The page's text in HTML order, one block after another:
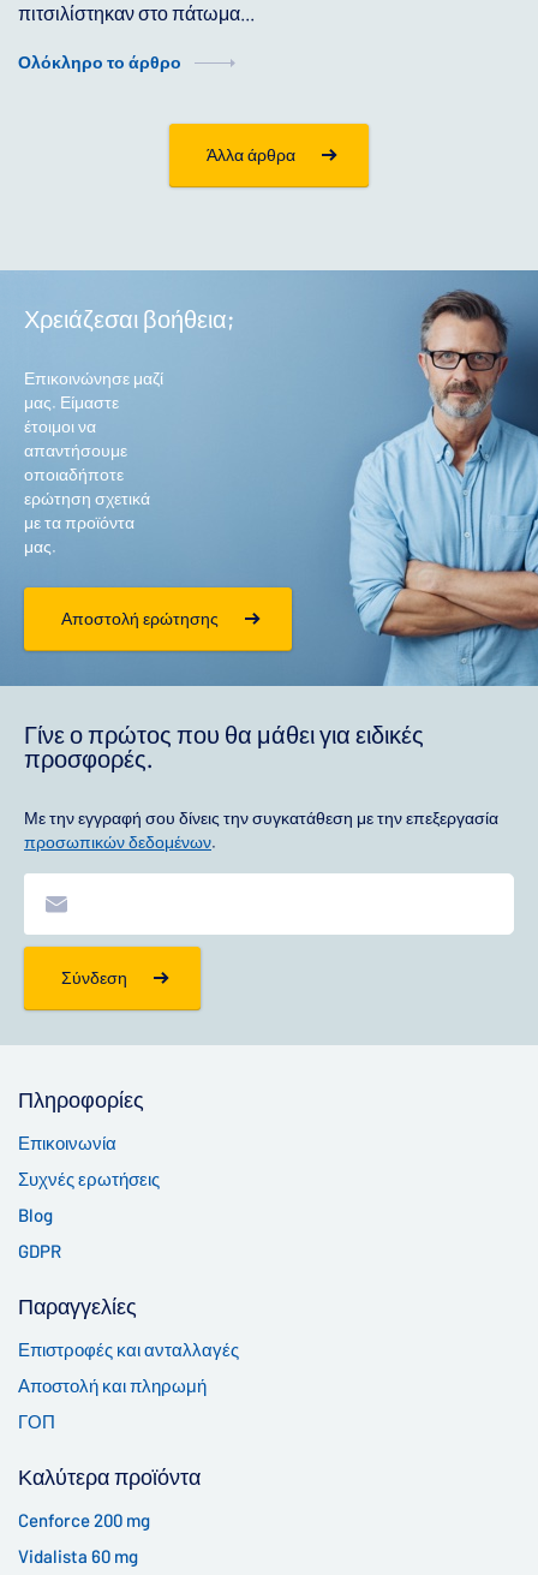
πιτσιλίστηκαν στο πάτωμα...
Ολόκληρο το άρθρο
Άλλα άρθρα
Χρειάζεσαι βοήθεια;
Επικοινώνησε μαζί
μας. Είμαστε
έτοιμοι να
απαντήσουμε
οποιαδήποτε
ερώτηση σχετικά
με τα προϊόντα
μας.
Αποστολή ερώτησης
Γίνε ο πρώτος που θα μάθει για ειδικές
προσφορές.
Με την εγγραφή σου δίνεις την συγκατάθεση με την επεξεργασία
προσωπικών δεδομένων.
Σύνδεση
Πληροφορίες
Επικοινωνία
Συχνές ερωτήσεις
Blog
GDPR
Παραγγελίες
Επιστροφές και ανταλλαγές
Αποστολή και πληρωμή
ΓΟΠ
Καλύτερα προϊόντα
Cenforce 200 mg
Vidalista 60 mg